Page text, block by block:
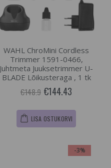
WAHL ChroMini Cordless
Trimmer 1591-0466,
Juhtmeta Juuksetrimmer U-
BLADE Lõikusteraga , 1 tk
€148.9 €144.43
LISA OSTUKORVI
-3%